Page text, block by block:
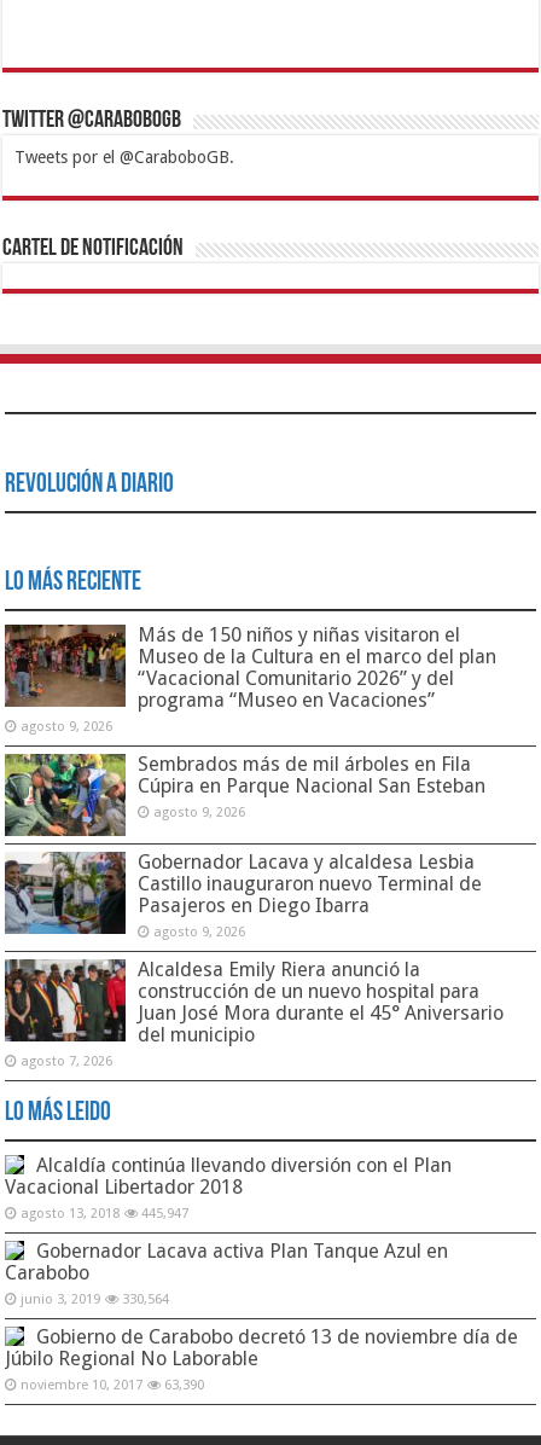
Twitter @CaraboboGB
Tweets por el @CaraboboGB.
1xbetBetturkeyBetistKralbetSupertotobetTipobetMatadorbetMariobet
https://mvbcasino.com/
Cartel de Notificación
Revolución a Diario
Lo Más Reciente
Más de 150 niños y niñas visitaron el
Museo de la Cultura en el marco del plan
“Vacacional Comunitario 2026” y del
programa “Museo en Vacaciones”
agosto 9, 2026
Sembrados más de mil árboles en Fila
Cúpira en Parque Nacional San Esteban
agosto 9, 2026
Gobernador Lacava y alcaldesa Lesbia
Castillo inauguraron nuevo Terminal de
Pasajeros en Diego Ibarra
agosto 9, 2026
Alcaldesa Emily Riera anunció la
construcción de un nuevo hospital para
Juan José Mora durante el 45° Aniversario
del municipio
agosto 7, 2026
Lo Más Leido
Alcaldía continúa llevando diversión con el Plan
Vacacional Libertador 2018
agosto 13, 2018 445,947
Gobernador Lacava activa Plan Tanque Azul en
Carabobo
junio 3, 2019 330,564
Gobierno de Carabobo decretó 13 de noviembre día de
Júbilo Regional No Laborable
noviembre 10, 2017 63,390